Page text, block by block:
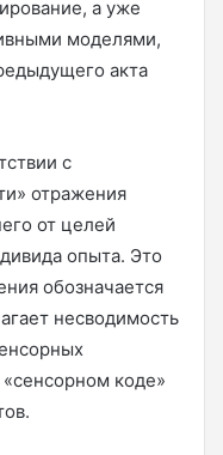
а уже
моделями,
акта
с
отражения
от целей
опыта. Это
обозначается
несводимость
коде»